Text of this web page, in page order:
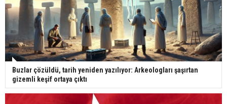
Buzlar çözüldü, tarih yeniden yazılıyor: Arkeologları şaşırtan
gizemli keşif ortaya çıktı